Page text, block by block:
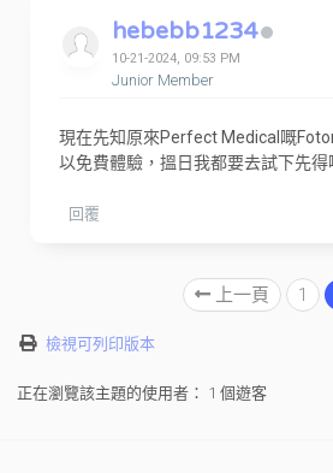
hebebb1234
10-21-2024, 09:53 PM
Junior Member
現在先知原來Perfect Medical嘅
以免費體驗，搵日我都要去試下先得
回覆
上一頁 1
檢視可列印版本
正在瀏覽該主題的使用者： 1 個遊客